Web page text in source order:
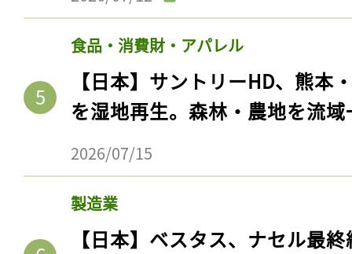
食品・消費財・アパレル
【日本】サントリーHD、熊本
を湿地再生。森林・農地を流
2026/07/15
製造業
【日本】ベスタス、ナセル最